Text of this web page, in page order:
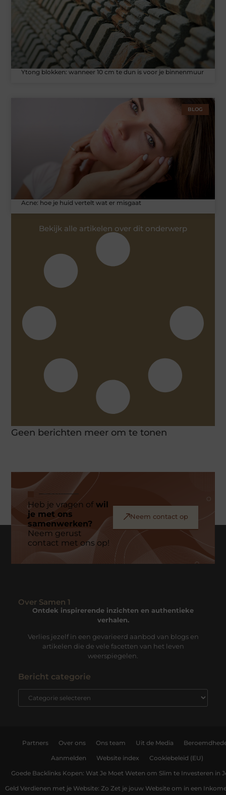
Ytong blokken: wanneer 10 cm te dun is voor je binnenmuur
BLOG
Acne: hoe je huid vertelt wat er misgaat
Bekijk alle artikelen over dit onderwerp
Geen berichten meer om te tonen
Heb je vragen ofwil
je met ons
samenwerken?
Neem gerust
contact met ons op!
Neem contact op
Over Samen 1
Ontdek inspirerende inzichten en authentieke
verhalen.
Verlies jezelf in een gevarieerd aanbod van blogs en
artikelen die de vele facetten van het leven
weerspiegelen.
Bericht categorie
Partners Over ons Ons team Uit de Media
Aanmelden Website index Cookiebeleid (EU)
Goede Backlinks Kopen: Wat Je Moet Weten om Slim te Investeren in
Geld Verdienen met je Website: Zo Zet je jouw Website om in een